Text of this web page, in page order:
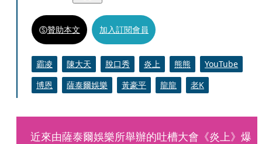
贊助本文 加入訂閱會員
霸凌 陳大天 脫口秀 炎上 熊熊
YouTube
博恩
薩泰爾娛樂 黃豪平 龍龍 老K
近來由薩泰爾娛樂所舉辦的吐槽大會《炎上》爆